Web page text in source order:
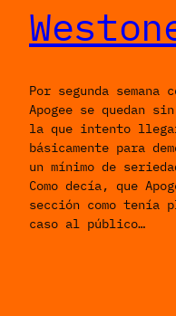
Por segunda
Apogee se quedan
la que intento
básicamente para
un mínimo de
Como decía, que
sección como tenía
caso al público…